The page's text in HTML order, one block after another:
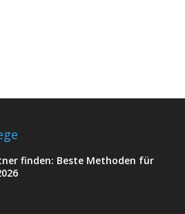
finden: Beste Methoden für